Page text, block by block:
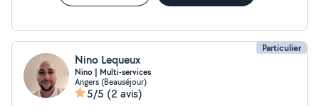
Particulier
Nino Lequeux
Nino | Multi-services
Angers (Beauséjour)
5/5 (2 avis)